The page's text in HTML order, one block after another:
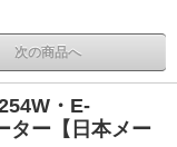
次の商品へ
・E-
ター【日本メー